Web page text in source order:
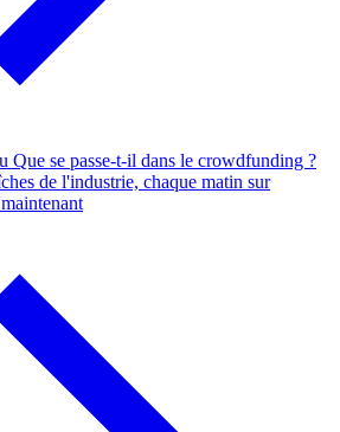
Que se passe-t-il dans le crowdfunding ?
de l'industrie, chaque matin sur